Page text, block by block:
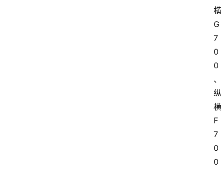
横
G
7
0
0
、
纵
横
F
7
0
0